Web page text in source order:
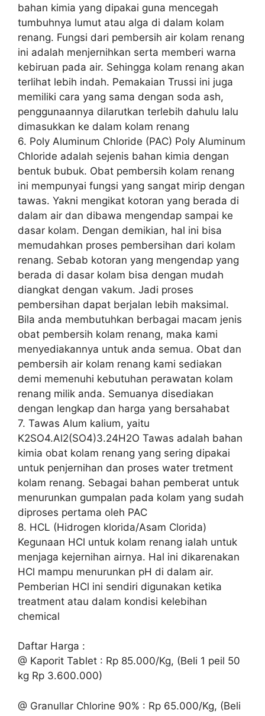
bahan kimia yang dipakai guna mencegah
tumbuhnya lumut atau alga di dalam kolam
renang. Fungsi dari pembersih air kolam renang
ini adalah menjernihkan serta memberi warna
kebiruan pada air. Sehingga kolam renang akan
terlihat lebih indah. Pemakaian Trussi ini juga
memiliki cara yang sama dengan soda ash,
penggunaannya dilarutkan terlebih dahulu lalu
dimasukkan ke dalam kolam renang
6. Poly Aluminum Chloride (PAC) Poly Aluminum
Chloride adalah sejenis bahan kimia dengan
bentuk bubuk. Obat pembersih kolam renang
ini mempunyai fungsi yang sangat mirip dengan
tawas. Yakni mengikat kotoran yang berada di
dalam air dan dibawa mengendap sampai ke
dasar kolam. Dengan demikian, hal ini bisa
memudahkan proses pembersihan dari kolam
renang. Sebab kotoran yang mengendap yang
berada di dasar kolam bisa dengan mudah
diangkat dengan vakum. Jadi proses
pembersihan dapat berjalan lebih maksimal.
Bila anda membutuhkan berbagai macam jenis
obat pembersih kolam renang, maka kami
menyediakannya untuk anda semua. Obat dan
pembersih air kolam renang kami sediakan
demi memenuhi kebutuhan perawatan kolam
renang milik anda. Semuanya disediakan
dengan lengkap dan harga yang bersahabat
7. Tawas Alum kalium, yaitu
K2SO4.Al2(SO4)3.24H2O Tawas adalah bahan
kimia obat kolam renang yang sering dipakai
untuk penjernihan dan proses water tretment
kolam renang. Sebagai bahan pemberat untuk
menurunkan gumpalan pada kolam yang sudah
diproses pertama oleh PAC
8. HCL (Hidrogen klorida/Asam Clorida)
Kegunaan HCl untuk kolam renang ialah untuk
menjaga kejernihan airnya. Hal ini dikarenakan
HCl mampu menurunkan pH di dalam air.
Pemberian HCl ini sendiri digunakan ketika
treatment atau dalam kondisi kelebihan
chemical
Daftar Harga :
@ Kaporit Tablet : Rp 85.000/Kg, (Beli 1 peil 50
kg Rp 3.600.000)
@ Granullar Chlorine 90% : Rp 65.000/Kg, (Beli